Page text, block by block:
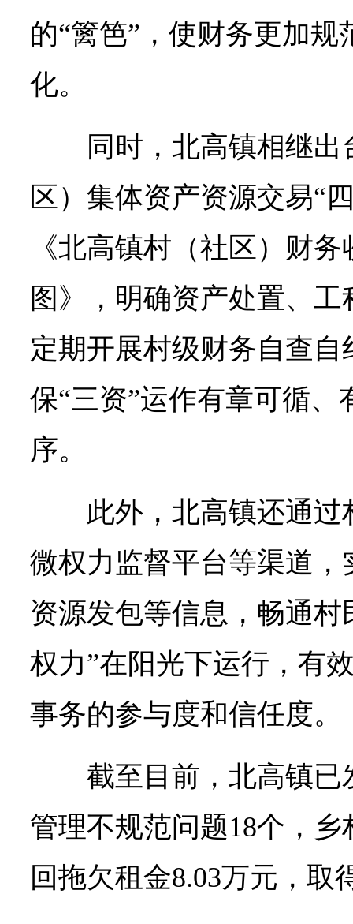
的“篱笆”，使财务更加
化。
同时，北高镇相继
区）集体资产资源交易“
《北高镇村（社区）财
图》，明确资产处置、
定期开展村级财务自查
保“三资”运作有章可循、
序。
此外，北高镇还通
微权力监督平台等渠道
资源发包等信息，畅通村
权力”在阳光下运行，有
事务的参与度和信任度。
截至目前，北高镇
管理不规范问题18个，
回拖欠租金8.03万元，取